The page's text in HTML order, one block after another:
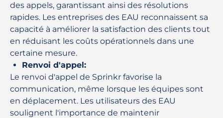
des appels, garantissant ainsi des résolutions
rapides. Les entreprises des EAU reconnaissent sa
capacité à améliorer la satisfaction des clients tout
en réduisant les coûts opérationnels dans une
certaine mesure.
Renvoi d'appel:
Le renvoi d'appel de Sprinkr favorise la
communication, même lorsque les équipes sont
en déplacement. Les utilisateurs des EAU
soulignent l'importance de maintenir